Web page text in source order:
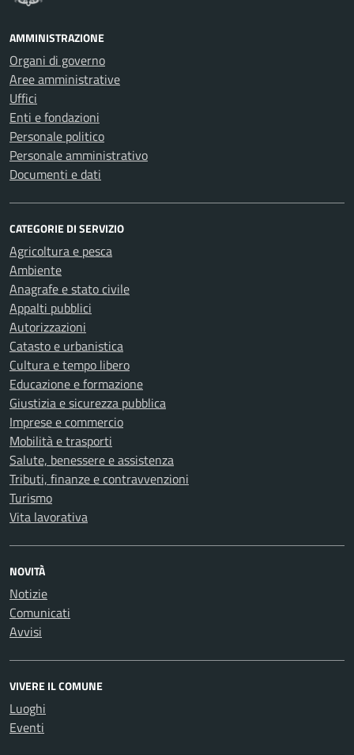
AMMINISTRAZIONE
Organi di governo
Aree amministrative
Uffici
Enti e fondazioni
Personale politico
Personale amministrativo
Documenti e dati
CATEGORIE DI SERVIZIO
Agricoltura e pesca
Ambiente
Anagrafe e stato civile
Appalti pubblici
Autorizzazioni
Catasto e urbanistica
Cultura e tempo libero
Educazione e formazione
Giustizia e sicurezza pubblica
Imprese e commercio
Mobilità e trasporti
Salute, benessere e assistenza
Tributi, finanze e contravvenzioni
Turismo
Vita lavorativa
NOVITÀ
Notizie
Comunicati
Avvisi
VIVERE IL COMUNE
Luoghi
Eventi